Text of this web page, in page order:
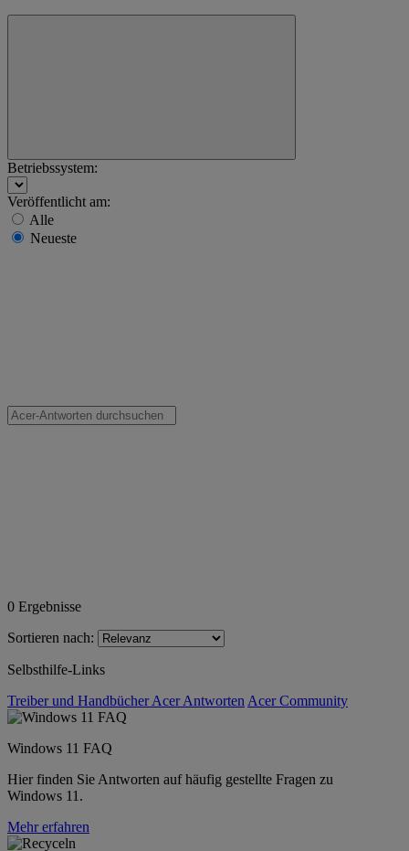
Betriebssystem:
Veröffentlicht am:
Alle
Neueste
0 Ergebnisse
Sortieren nach:
Selbsthilfe-Links
Treiber und HandbücherAcer Antworten Acer Community
Windows 11 FAQ
Hier finden Sie Antworten auf häufig gestellte Fragen zu
Windows 11.
Mehr erfahren